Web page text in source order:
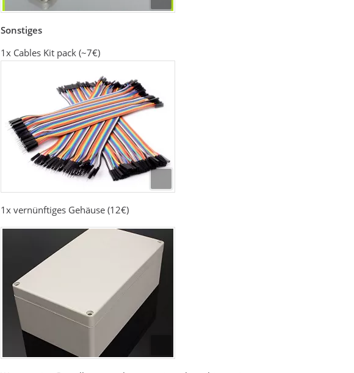
Sonstiges
1x Cables Kit pack (~7€)
1x vernünftiges Gehäuse (12€)